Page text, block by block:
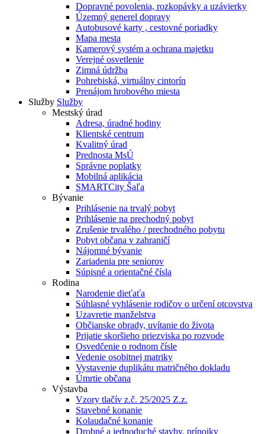
Dopravné povolenia, rozkopávky a uzávierky
Územný generel dopravy
Autobusové karty , cestovné poriadky
Mapa mesta
Kamerový systém a ochrana majetku
Verejné osvetlenie
Zimná údržba
Pohrebiská, virtuálny cintorín
Prenájom hrobového miesta
Služby Služby
Mestský úrad
Adresa, úradné hodiny
Klientské centrum
Kvalitný úrad
Prednosta MsÚ
Správne poplatky
Mobilná aplikácia
SMARTCity Šaľa
Bývanie
Prihlásenie na trvalý pobyt
Prihlásenie na prechodný pobyt
Zrušenie trvalého / prechodného pobytu
Pobyt občana v zahraničí
Nájomné bývanie
Zariadenia pre seniorov
Súpisné a orientačné čísla
Rodina
Narodenie dieťaťa
Súhlasné vyhlásenie rodičov o určení otcovstva
Uzavretie manželstva
Občianske obrady, uvítanie do života
Prijatie skoršieho priezviska po rozvode
Osvedčenie o rodnom čísle
Vedenie osobitnej matriky
Vystavenie duplikátu matričného dokladu
Úmrtie občana
Výstavba
Vzory tlačív z.č. 25/2025 Z.z.
Stavebné konanie
Kolaudačné konanie
Drobné a jednoduché stavby, prípojky